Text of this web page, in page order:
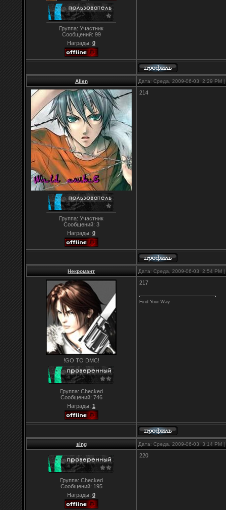
Группа: Участник
Сообщений: 99
Награды: 0
Allen Дата: Среда, 2009-06-03, 2:29
Группа: Участник
Сообщений: 3
Награды: 0
214
Некромант Дата: Среда, 2009-06-03, 2:54
!GO TO DMC!
Группа: Checked
Сообщений: 746
Награды: 1
217
Find Your Way
sing Дата: Среда, 2009-06-03, 3:14
Группа: Checked
Сообщений: 195
Награды: 0
220